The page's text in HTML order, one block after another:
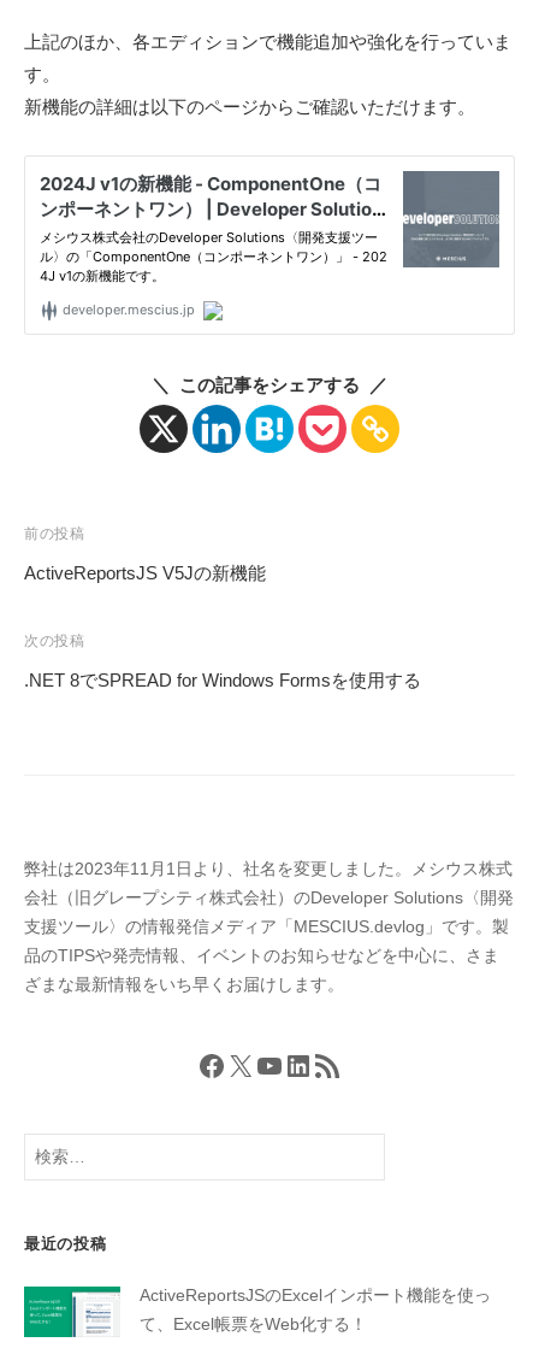
上記のほか、各エディションで機能追加や強化を行っていま
す。
新機能の詳細は以下のページからご確認いただけます。
＼ この記事をシェアする ／
投
稿
ビ
ゲ
前の投稿
ActiveReportsJS V5Jの新機能
次の投稿
.NET 8でSPREAD for Windows Formsを使用する
弊社は2023年11月1日より、社名を変更しました。メシウス株式
会社（旧グレープシティ株式会社）のDeveloper Solutions〈開発
支援ツール〉の情報発信メディア「MESCIUS.devlog」です。製
品のTIPSや発売情報、イベントのお知らせなどを中心に、さま
ざまな最新情報をいち早くお届けします。
Facebook
X YouTube
LinkedIn
RSS フィード
検
最近の投稿
ActiveReportsJSのExcelインポート機能を使っ
て、Excel帳票をWeb化する！